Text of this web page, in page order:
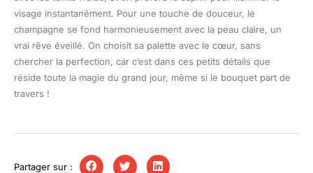
visage instantanément. Pour une touche de douceur, le
champagne se fond harmonieusement avec la peau claire, un
vrai rêve éveillé. On choisit sa palette avec le cœur, sans
chercher la perfection, car c’est dans ces petits détails que
réside toute la magie du grand jour, même si le bouquet part de
travers !
Partager sur :